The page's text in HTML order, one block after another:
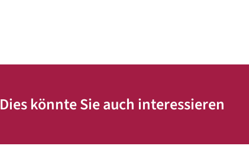
Dies könnte Sie auch interessieren